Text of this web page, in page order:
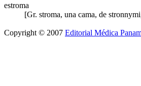
estroma
[Gr. stroma, una cama, de
Copyright © 2007 Editorial Médica